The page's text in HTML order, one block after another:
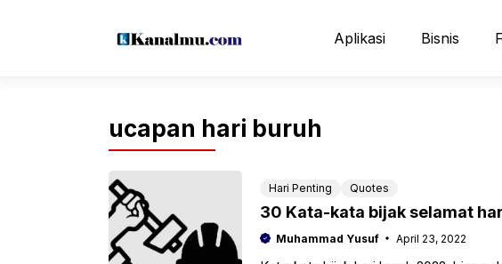
Aplikasi Bisnis
ucapan hari buruh
Hari Penting Quotes
30 Kata-kata bijak selamat
Muhammad Yusuf April 23, 2022